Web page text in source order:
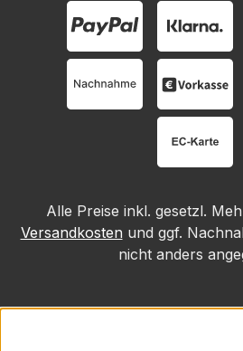
Alle Preise inkl. gesetzl.
Versandkosten und ggf.
nicht anders